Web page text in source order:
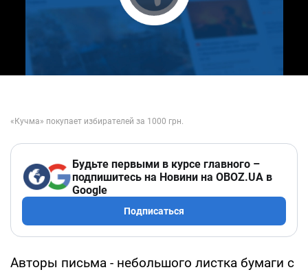
Play Video
Будьте первыми в курсе главного –
подпишитесь на Новини на OBOZ.UA в
Google
Подписаться
Авторы письма - небольшого листка бумаги с